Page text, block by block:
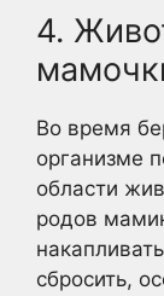
4.
Во время
организме
области
родов
сбросить,